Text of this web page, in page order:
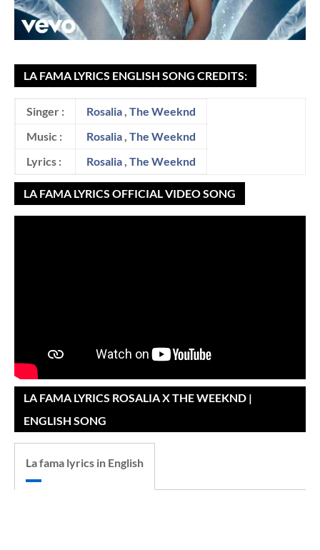
LA FAMA LYRICS ENGLISH SONG CREDITS:
Singer : Rosalia The Weeknd
Music :
Rosalia The Weeknd
Lyrics :
Rosalia The Weeknd
LA FAMA LYRICS OFFICIAL VIDEO SONG
LA FAMA LYRICS ROSALIA X THE WEEKND |
ENGLISH SONG
La fama lyrics in English